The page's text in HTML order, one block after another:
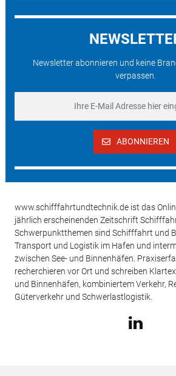
Newsletter abonnieren und keine
verpassen.
ABONNIEREN
www.schifffahrtundtechnik.de ist das
jährlich erscheinenden Zeitschrift
Schwerpunktthemen sind Schifffahrt und
Transport und Logistik im Hafen und
zwischen See- und Binnenhäfen.
recherchieren vor Ort und schreiben
und Binnenhäfen, kombiniertem Verkehr,
Güterverkehr und Schwerlastlogistik.